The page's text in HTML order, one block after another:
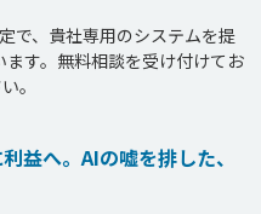
で、貴社専用のシステムを提
す。無料相談を受け付けてお
益へ。AIの嘘を排した、